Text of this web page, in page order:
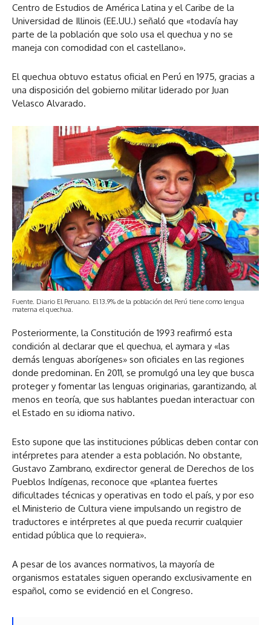
Centro de Estudios de América Latina y el Caribe de la
Universidad de Illinois (EE.UU.) señaló que «todavía hay
parte de la población que solo usa el quechua y no se
maneja con comodidad con el castellano».
El quechua obtuvo estatus oficial en Perú en 1975, gracias a
una disposición del gobierno militar liderado por Juan
Velasco Alvarado.
Fuente. Diario El Peruano. El 13.9% de la población del Perú tiene como lengua
materna el quechua.
Posteriormente, la Constitución de 1993 reafirmó esta
condición al declarar que el quechua, el aymara y «las
demás lenguas aborígenes» son oficiales en las regiones
donde predominan. En 2011, se promulgó una ley que busca
proteger y fomentar las lenguas originarias, garantizando, al
menos en teoría, que sus hablantes puedan interactuar con
el Estado en su idioma nativo.
Esto supone que las instituciones públicas deben contar con
intérpretes para atender a esta población. No obstante,
Gustavo Zambrano, exdirector general de Derechos de los
Pueblos Indígenas, reconoce que «plantea fuertes
dificultades técnicas y operativas en todo el país, y por eso
el Ministerio de Cultura viene impulsando un registro de
traductores e intérpretes al que pueda recurrir cualquier
entidad pública que lo requiera».
A pesar de los avances normativos, la mayoría de
organismos estatales siguen operando exclusivamente en
español, como se evidenció en el Congreso.